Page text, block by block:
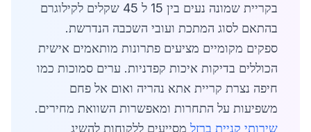
בקריית שמונה נעים בין 15 ל 45 שקלים לקילוגרם
בהתאם לסוג המתכת ועובי השכבה הנדרשת.
ספקים מקומיים מציעים פתרונות מותאמים אישית
הכוללים בדיקות איכות קפדניות. ערים סמוכות כמו
חיפה נצרת קריית אתא נהריה ואום אל פחם
משפיעות על התחרות ומאפשרות השוואת מחירים.
שירותי קניית ברזל מסייעים ללקוחות להשיג